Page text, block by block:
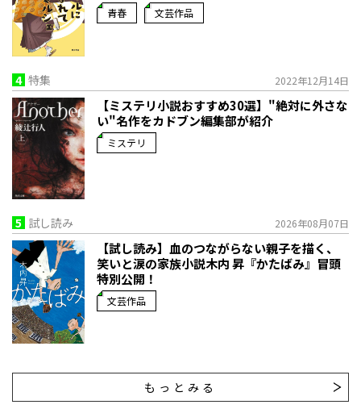
青春 文芸作品
4 特集 2022年12月14日
【ミステリ小説おすすめ30選】"絶対に外さな
い"名作をカドブン編集部が紹介
ミステリ
5 試し読み 2026年08月07日
【試し読み】血のつながらない親子を描く、
笑いと涙の家族小説――木内 昇『かたばみ』冒頭
特別公開！
文芸作品
もっとみる